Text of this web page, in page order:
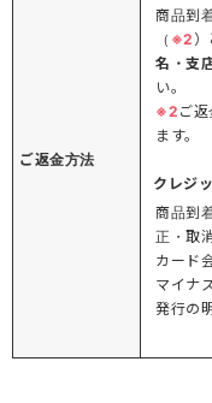
ご返金方法
商品到
（ ※2
名・支
い。
※2 ご
ます。
クレジ
商品到
正・取
カード
マイナ
発行の